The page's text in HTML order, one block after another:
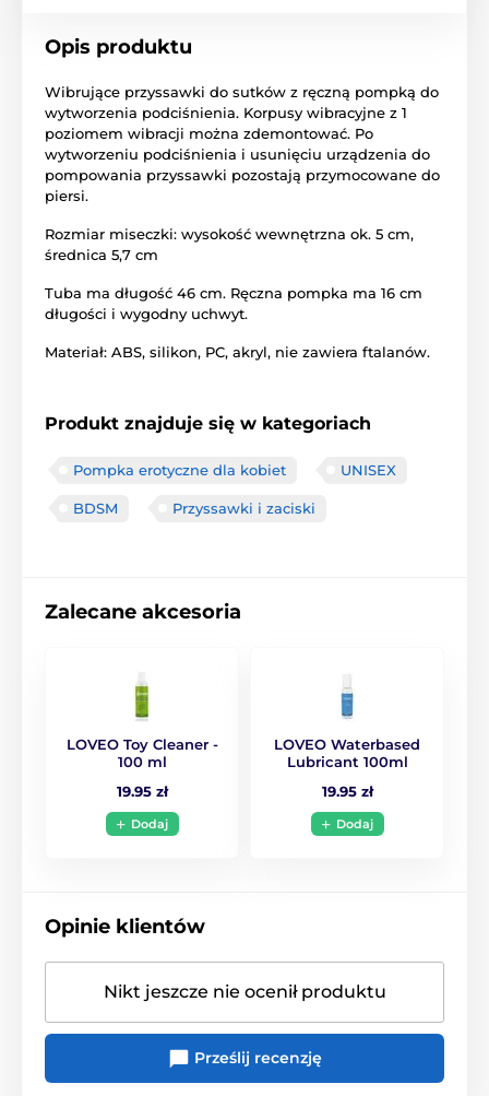
Opis produktu
Wibrujące przyssawki do sutków z ręczną pompką do
wytworzenia podciśnienia. Korpusy wibracyjne z 1
poziomem wibracji można zdemontować. Po
wytworzeniu podciśnienia i usunięciu urządzenia do
pompowania przyssawki pozostają przymocowane do
piersi.
Rozmiar miseczki: wysokość wewnętrzna ok. 5 cm,
średnica 5,7 cm
Tuba ma długość 46 cm. Ręczna pompka ma 16 cm
długości i wygodny uchwyt.
Materiał: ABS, silikon, PC, akryl, nie zawiera ftalanów.
Produkt znajduje się w kategoriach
Pompka erotyczne dla kobiet UNISEX
BDSM Przyssawki i zaciski
Zalecane akcesoria
LOVEO Toy Cleaner -
100 ml
19.95 zł
Dodaj
LOVEO Waterbased
Lubricant 100ml
19.95 zł
Dodaj
Opinie klientów
Nikt jeszcze nie ocenił produktu
Prześlij recenzję